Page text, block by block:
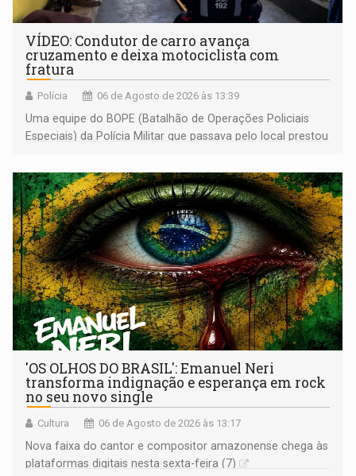
VÍDEO: Condutor de carro avança
cruzamento e deixa motociclista com
fratura
Polícia 06 de Agosto de 2026 às 13:39
Uma equipe do BOPE (Batalhão de Operações Policiais
Especiais) da Polícia Militar que passava pelo local prestou
'OS OLHOS DO BRASIL': Emanuel Neri
transforma indignação e esperança em rock
no seu novo single
Cultura 06 de Agosto de 2026 às 13:17
Nova faixa do cantor e compositor amazonense chega às
plataformas digitais nesta sexta-feira (7)